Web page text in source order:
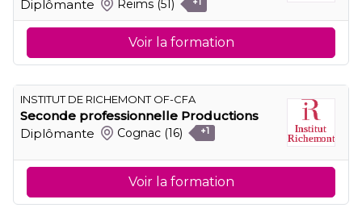
Diplômante
Reims (51) +1
Voir la formation
INSTITUT DE RICHEMONT OF-CFA
Seconde professionnelle Productions
Diplômante
Cognac (16) +1
Voir la formation